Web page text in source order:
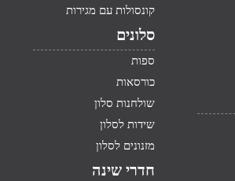
קונסולות עם מגירות
סלונים
ספות
כורסאות
שולחנות סלון
שידות לסלון
מזנונים לסלון
חדרי שינה